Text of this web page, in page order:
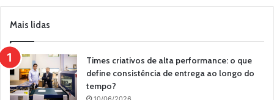
Mais lidas
Times criativos de alta performance: o que
define consistência de entrega ao longo do
tempo?